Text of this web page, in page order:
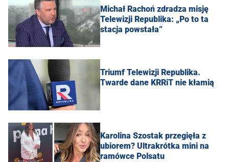
Michał Rachoń zdradza misję
Telewizji Republika: „Po to ta
stacja powstała”
Triumf Telewizji Republika.
Twarde dane KRRiT nie kłamią
Karolina Szostak przegięła z
ubiorem? Ultrakrótka mini na
ramówce Polsatu